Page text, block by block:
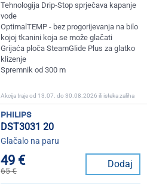
Tehnologija Drip-Stop sprječava kapanje
vode
OptimalTEMP - bez progorijevanja na bilo
kojoj tkanini koja se može glačati
Grijaća ploča SteamGlide Plus za glatko
klizenje
Spremnik od 300 m
Akcija traje od 13.07. do 30.08.2026 ili isteka zaliha
philips
DST3031 20
Glačalo na paru
49 €
65 €
Dodaj